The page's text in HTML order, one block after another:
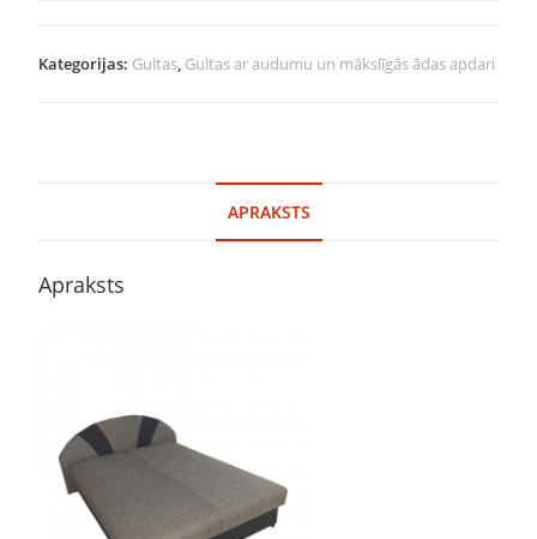
Kategorijas: Gultas, Gultas ar audumu un mākslīgās ādas apdari
APRAKSTS
Apraksts